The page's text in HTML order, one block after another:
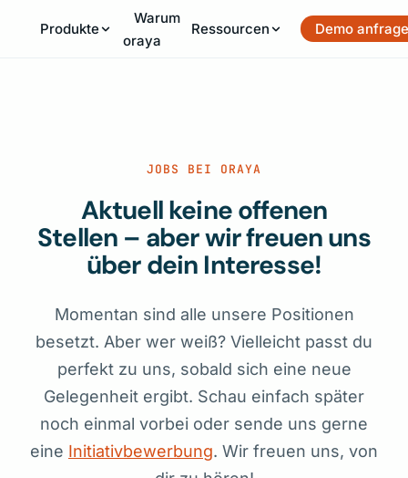
Produkte
Warum
oraya
Ressourcen Demo
JOBS BEI ORAYA
Aktuell keine offenen
Stellen – aber wir freuen uns
über dein Interesse!
Momentan sind alle unsere Positionen
besetzt. Aber wer weiß? Vielleicht passt du
perfekt zu uns, sobald sich eine neue
Gelegenheit ergibt. Schau einfach später
noch einmal vorbei oder sende uns gerne
eine Initiativbewerbung. Wir freuen uns, von